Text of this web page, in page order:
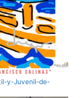
y-Juvenil-de-